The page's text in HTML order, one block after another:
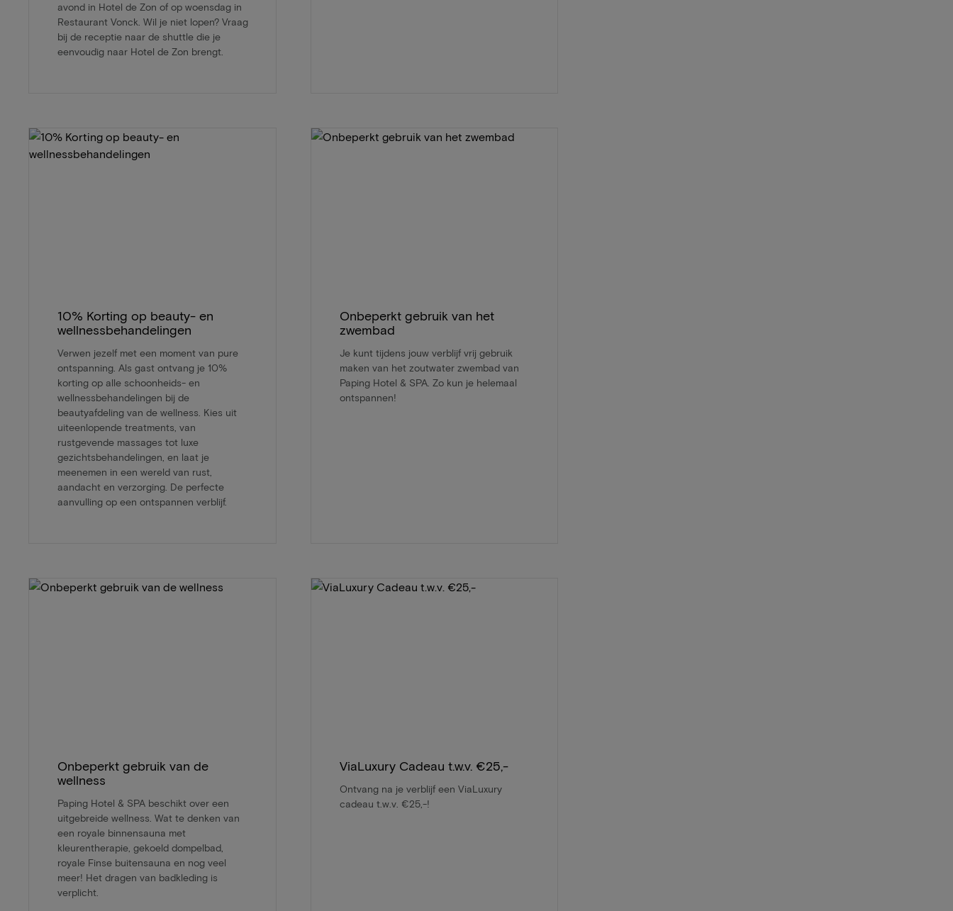
avond in Hotel de Zon of op woensdag in
Restaurant Vonck. Wil je niet lopen? Vraag
bij de receptie naar de shuttle die je
eenvoudig naar Hotel de Zon brengt.
10% Korting op beauty- en
wellnessbehandelingen
Verwen jezelf met een moment van pure
ontspanning. Als gast ontvang je 10%
korting op alle schoonheids- en
wellnessbehandelingen bij de
beautyafdeling van de wellness. Kies uit
uiteenlopende treatments, van
rustgevende massages tot luxe
gezichtsbehandelingen, en laat je
meenemen in een wereld van rust,
aandacht en verzorging. De perfecte
aanvulling op een ontspannen verblijf.
Onbeperkt gebruik van het
zwembad
Je kunt tijdens jouw verblijf vrij gebruik
maken van het zoutwater zwembad van
Paping Hotel & SPA. Zo kun je helemaal
ontspannen!
Onbeperkt gebruik van de
wellness
Paping Hotel & SPA beschikt over een
uitgebreide wellness. Wat te denken van
een royale binnensauna met
kleurentherapie, gekoeld dompelbad,
royale Finse buitensauna en nog veel
meer! Het dragen van badkleding is
verplicht.
ViaLuxury Cadeau t.w.v. €25,-
Ontvang na je verblijf een ViaLuxury
cadeau t.w.v. €25,-!